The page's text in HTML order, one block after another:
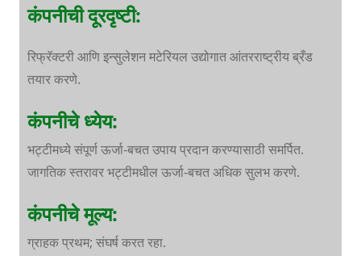
कंपनीची दूरदृष्टी:
रिफ्रॅक्टरी आणि इन्सुलेशन मटेरियल उद्योगात आंतरराष्ट्रीय ब्रँड
तयार करणे.
कंपनीचे ध्येय:
भट्टीमध्ये संपूर्ण ऊर्जा-बचत उपाय प्रदान करण्यासाठी समर्पित.
जागतिक स्तरावर भट्टीमधील ऊर्जा-बचत अधिक सुलभ करणे.
कंपनीचे मूल्य:
ग्राहक प्रथम; संघर्ष करत रहा.